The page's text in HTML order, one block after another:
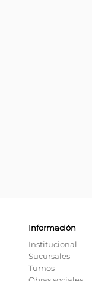
Información
Institucional
Sucursales
Turnos